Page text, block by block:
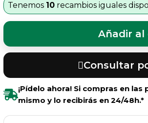
Tenemos 10recambios iguales
Añadir
Consultar
¡Pídelo ahora! Si compras en las
mismo y lo recibirás en 24/48h.*